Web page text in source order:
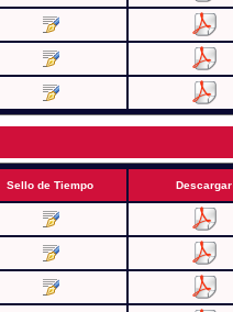
Sello de Tiempo Descargar